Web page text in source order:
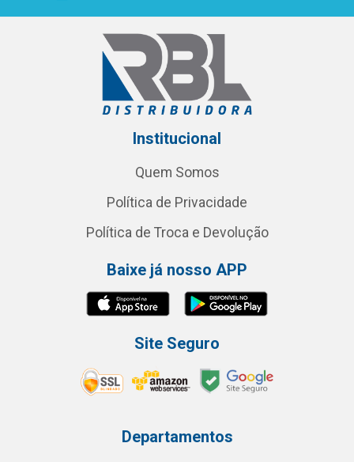
Institucional
Quem Somos
Política de Privacidade
Política de Troca e Devolução
Baixe já nosso APP
Site Seguro
Departamentos